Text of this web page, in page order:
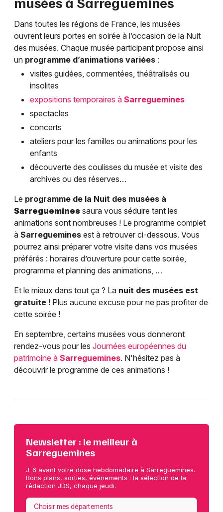
Dans toutes les régions de France, les musées
ouvrent leurs portes en soirée à l’occasion de la Nuit
des musées. Chaque musée participant propose ainsi
un programme d’animations variées :
visites guidées, commentées, théâtralisés ou
insolites
expositions temporaires à Sarreguemines
spectacles
concerts
ateliers pour les familles ou animations pour les
enfants
découverte des coulisses du musée et visite des
archives ou des réserves…
Le programme de la Nuit des musées à
Sarreguemines saura vous séduire tant les
animations sont nombreuses ! Le programme complet
à Sarreguemines est à retrouver ci-dessous. Vous
pourrez ainsi préparer votre visite dans vos musées
préférés : horaires d’ouverture pour cette soirée,
programme et planning des animations, …
Et le mieux dans tout ça ? La nuit des musées est
gratuite ! Plus aucune excuse pour ne pas profiter de
cette soirée !
En septembre, certains musées vous donneront
rendez-vous pour les Journées européennes du
patrimoine à Sarreguemines. N'hésitez pas à
découvrir le programme de ces animations !
Newsletter : le meilleur à
Sarreguemines
J-6 avant votre dose hebdomadaire à Sarreguemines.
Bons plans, sorties, événements : la sélection de la
rédaction JDS, chaque jeudi.
Choisir mes départements